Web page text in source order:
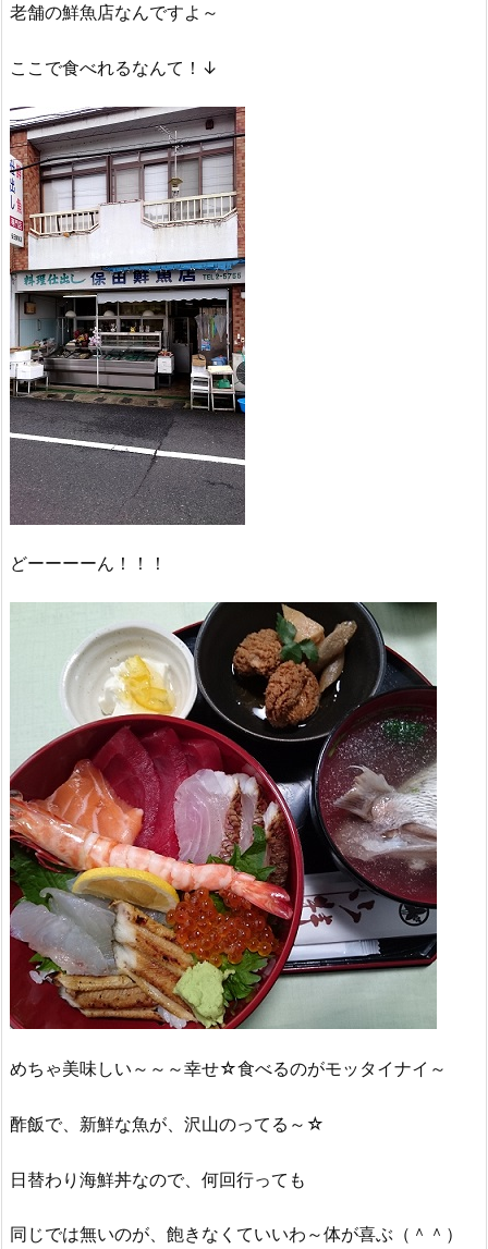
老舗の鮮魚店なんですよ～
ここで食べれるなんて！↓
どーーーーん！！！
めちゃ美味しい～～～幸せ☆食べるのがモッタイナイ～
酢飯で、新鮮な魚が、沢山のってる～☆
日替わり海鮮丼なので、何回行っても
同じでは無いのが、飽きなくていいわ～体が喜ぶ（＾＾）